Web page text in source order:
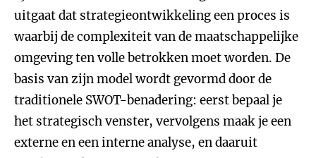
uitgaat dat strategieontwikkeling een proces is
waarbij de complexiteit van de maatschappelijke
omgeving ten volle betrokken moet worden. De
basis van zijn model wordt gevormd door de
traditionele SWOT-benadering: eerst bepaal je
het strategisch venster, vervolgens maak je een
externe en een interne analyse, en daaruit